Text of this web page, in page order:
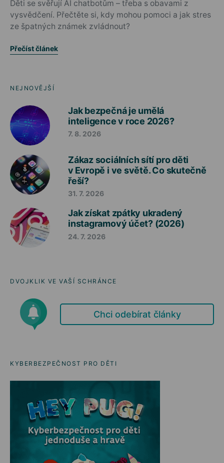
Děti se svěřují AI chatbotům – třeba s obavami z
vysvědčení. Přečtěte si, kdy mohou pomoci a jak stres
ze špatných známek zvládnout?
Přečíst článek
NEJNOVĚJŠÍ
Jak bezpečná je umělá
inteligence v roce 2026?
7. 8. 2026
Zákaz sociálních sítí pro děti
v Evropě i ve světě. Co skutečně
řeší?
31. 7. 2026
Jak získat zpátky ukradený
instagramový účet? (2026)
24. 7. 2026
DVOJKLIK VE VAŠÍ SCHRÁNCE
Chci odebírat články
KYBERBEZPEČNOST PRO DĚTI